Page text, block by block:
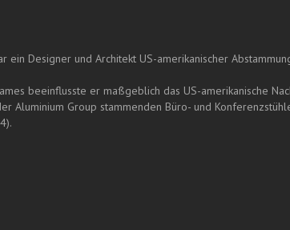
Designer und Architekt US-amerikanischer
beeinflusste er maßgeblich das US-amerikanische
Aluminium Group stammenden Büro- und